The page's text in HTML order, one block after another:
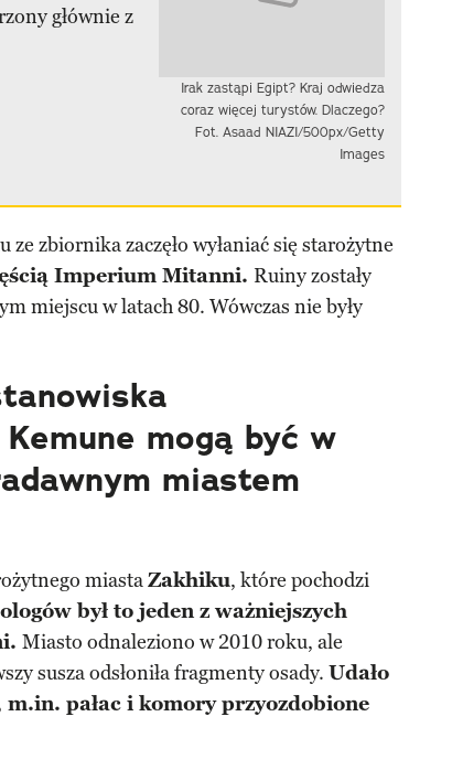
głównie z
Irak zastąpi Egipt? Kraj odwiedza
coraz więcej turystów. Dlaczego?
Fot. Asaad NIAZI/500px/Getty
Images
zbiornika zaczęło wyłaniać się starożytne
Imperium Mitanni. Ruiny zostały
miejscu w latach 80. Wówczas nie były
mogą być w
miastem
miastaZakhiku, które pochodzi
był to jeden z ważniejszych
Miasto odnaleziono w 2010 roku, ale
susza odsłoniła fragmenty osady. Udało
pałac i komory przyozdobione